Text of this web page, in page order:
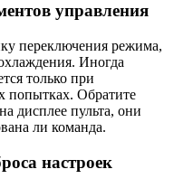
управления
переключения режима,
Иногда
только при
попытках. Обратите
дисплее пульта, они
ли команда.
настроек